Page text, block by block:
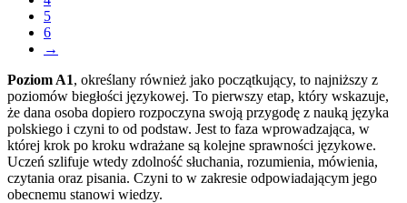
5
6
→
Poziom A1, określany również jako początkujący, to najniższy z
poziomów biegłości językowej. To pierwszy etap, który wskazuje,
że dana osoba dopiero rozpoczyna swoją przygodę z nauką języka
polskiego i czyni to od podstaw. Jest to faza wprowadzająca, w
której krok po kroku wdrażane są kolejne sprawności językowe.
Uczeń szlifuje wtedy zdolność słuchania, rozumienia, mówienia,
czytania oraz pisania. Czyni to w zakresie odpowiadającym jego
obecnemu stanowi wiedzy.